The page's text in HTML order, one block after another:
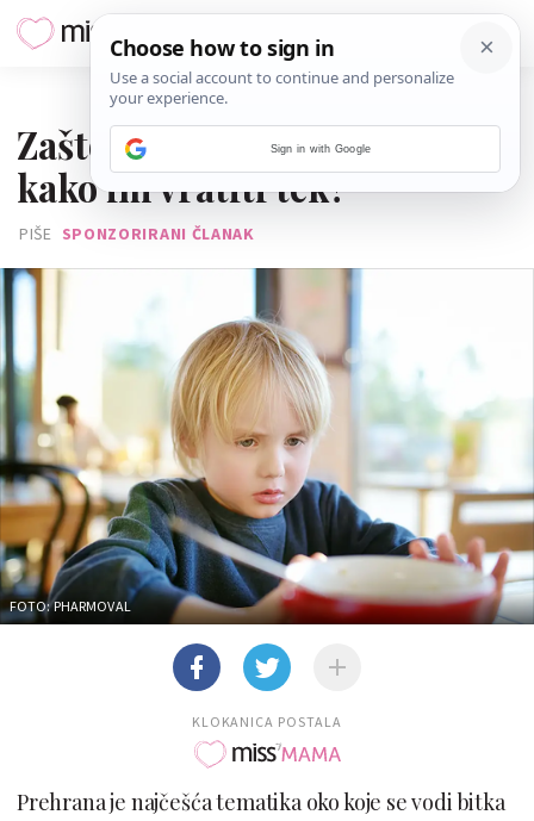
Zašto djeca prestaju jesti i
kako im vratiti tek?
PIŠE SPONZORIRANI ČLANAK
FOTO: PHARMOVAL
KLOKANICA POSTALA
Prehrana je najčešća tematika oko koje se vodi bitka
Sign in with Google